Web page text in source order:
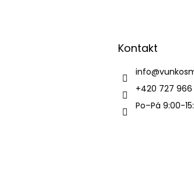
Kontakt
info@
+420 727
Po–Pá 9:00-